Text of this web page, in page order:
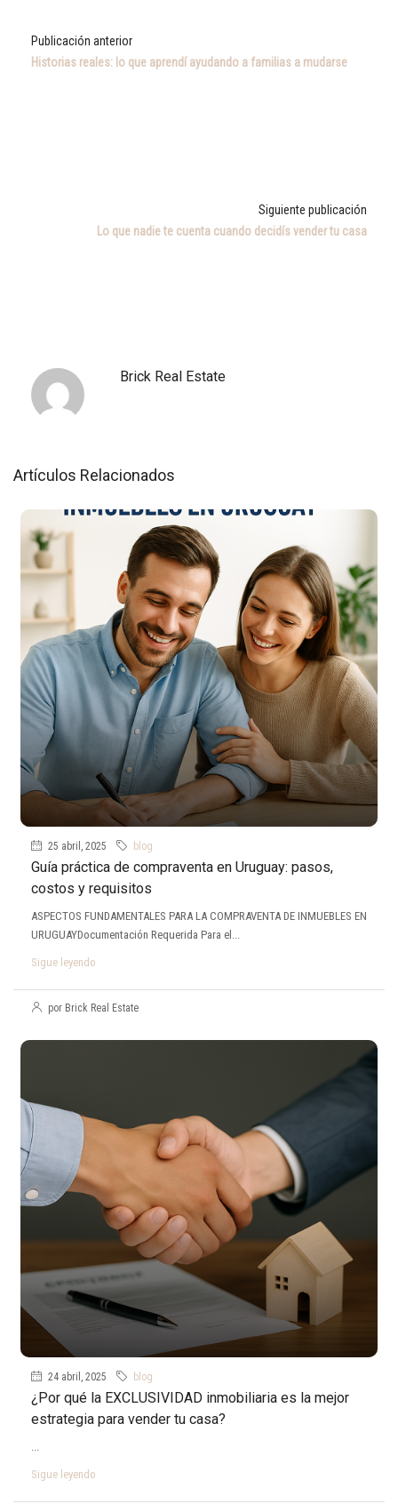
Publicación anterior
Historias reales: lo que aprendí ayudando a familias a mudarse
Siguiente publicación
Lo que nadie te cuenta cuando decidís vender tu casa
Brick Real Estate
Artículos Relacionados
25 abril, 2025 blog
Guía práctica de compraventa en Uruguay: pasos,
costos y requisitos
ASPECTOS FUNDAMENTALES PARA LA COMPRAVENTA DE INMUEBLES EN
URUGUAYDocumentación Requerida Para el...
Sigue leyendo
por Brick Real Estate
24 abril, 2025 blog
¿Por qué la EXCLUSIVIDAD inmobiliaria es la mejor
estrategia para vender tu casa?
Sigue leyendo